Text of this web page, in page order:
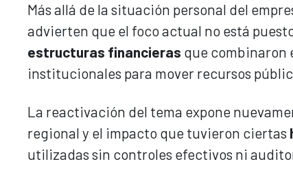
Más allá de la situación personal del
advierten que el foco actual no está
estructuras financieras que combinaron
institucionales para mover recursos
La reactivación del tema expone
regional y el impacto que tuvieron ciertas
utilizadas sin controles efectivos ni